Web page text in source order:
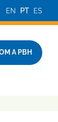
EN PT ES
A PBH